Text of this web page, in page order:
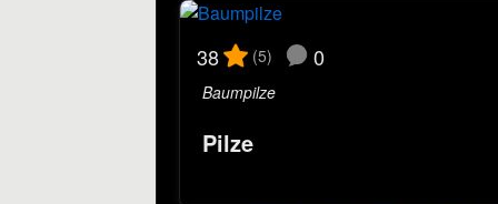
38 (5) 0
Baumpilze
Pilze